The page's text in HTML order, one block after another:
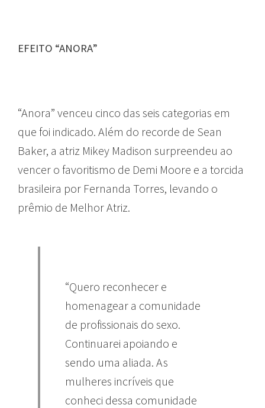
EFEITO “ANORA”
“Anora” venceu cinco das seis categorias em
que foi indicado. Além do recorde de Sean
Baker, a atriz Mikey Madison surpreendeu ao
vencer o favoritismo de Demi Moore e a torcida
brasileira por Fernanda Torres, levando o
prêmio de Melhor Atriz.
“Quero reconhecer e
homenagear a comunidade
de profissionais do sexo.
Continuarei apoiando e
sendo uma aliada. As
mulheres incríveis que
conheci dessa comunidade